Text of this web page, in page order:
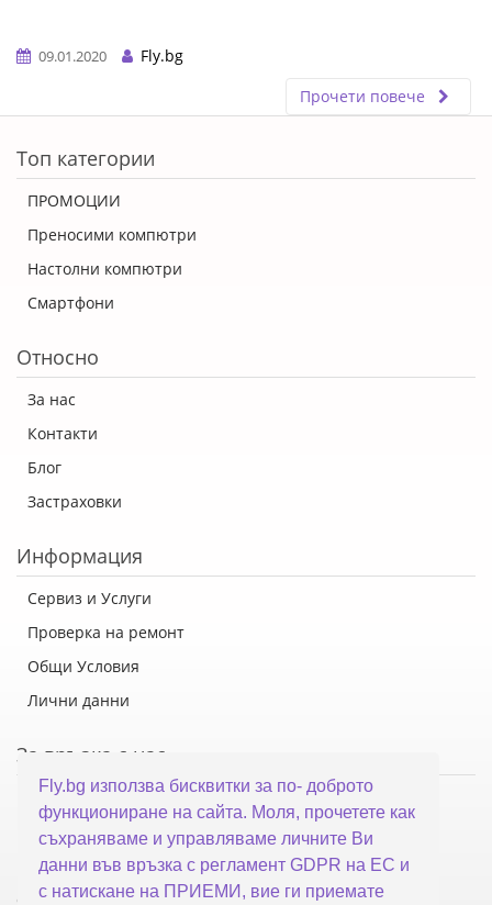
Fly.bg използва бисквитки за по- доброто
функциониране на сайта. Моля, прочетете как
съхраняваме и управляваме личните Ви
данни във връзка с регламент GDPR на ЕС и
с натискане на ПРИЕМИ, вие ги приемате
09.01.2020
Fly.bg
Прочети повече
Топ категории
ПРОМОЦИИ
Преносими компютри
Настолни компютри
Смартфони
Относно
За нас
Контакти
Блог
Застраховки
Информация
Сервиз и Услуги
Проверка на ремонт
Общи Условия
Лични данни
За връзка с нас
Флай Систем ООД
гр. Варна, ул. Каймакчалан 10А
тел: 052 321 321
office@fly.bg